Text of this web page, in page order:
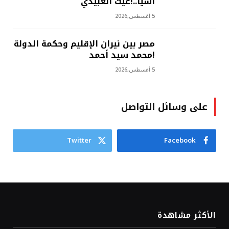
5 أغسطس,2026
مصر بين نيران الإقليم وحكمة الدولة
!محمد سيد أحمد
5 أغسطس,2026
على وسائل التواصل
Facebook
Twitter
الأكثر مشاهدة